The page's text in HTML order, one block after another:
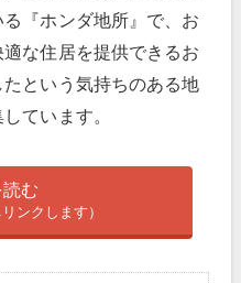
『ホンダ地所』で、お
な住居を提供できるお
という気持ちのある地
ています。
む
ンクします）